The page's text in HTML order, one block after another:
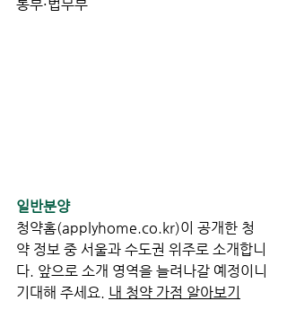
통부·법무부
일반분양
청약홈(applyhome.co.kr)이 공개한 청
약 정보 중 서울과 수도권 위주로 소개합니
다. 앞으로 소개 영역을 늘려나갈 예정이니
기대해 주세요. 내 청약 가점 알아보기